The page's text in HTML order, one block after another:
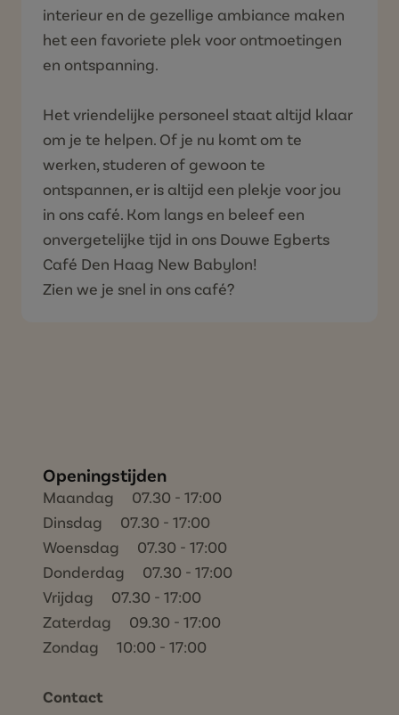
interieur en de gezellige ambiance maken
het een favoriete plek voor ontmoetingen
en ontspanning.
Het vriendelijke personeel staat altijd klaar
om je te helpen. Of je nu komt om te
werken, studeren of gewoon te
ontspannen, er is altijd een plekje voor jou
in ons café. Kom langs en beleef een
onvergetelijke tijd in ons Douwe Egberts
Café Den Haag New Babylon!
Zien we je snel in ons café?
Openingstijden
Maandag 07.30 - 17:00
Dinsdag 07.30 - 17:00
Woensdag 07.30 - 17:00
Donderdag 07.30 - 17:00
Vrijdag 07.30 - 17:00
Zaterdag 09.30 - 17:00
Zondag 10:00 - 17:00
Contact